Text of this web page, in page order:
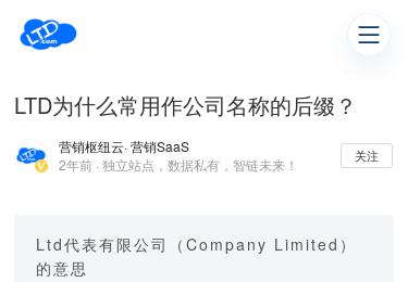
LTD为什么常用作公司名称的后缀？
营销枢纽云· 营销SaaS
2年前 · 独立站点，数据私有，智链未来！
关注
Ltd代表有限公司（Company Limited）
的意思